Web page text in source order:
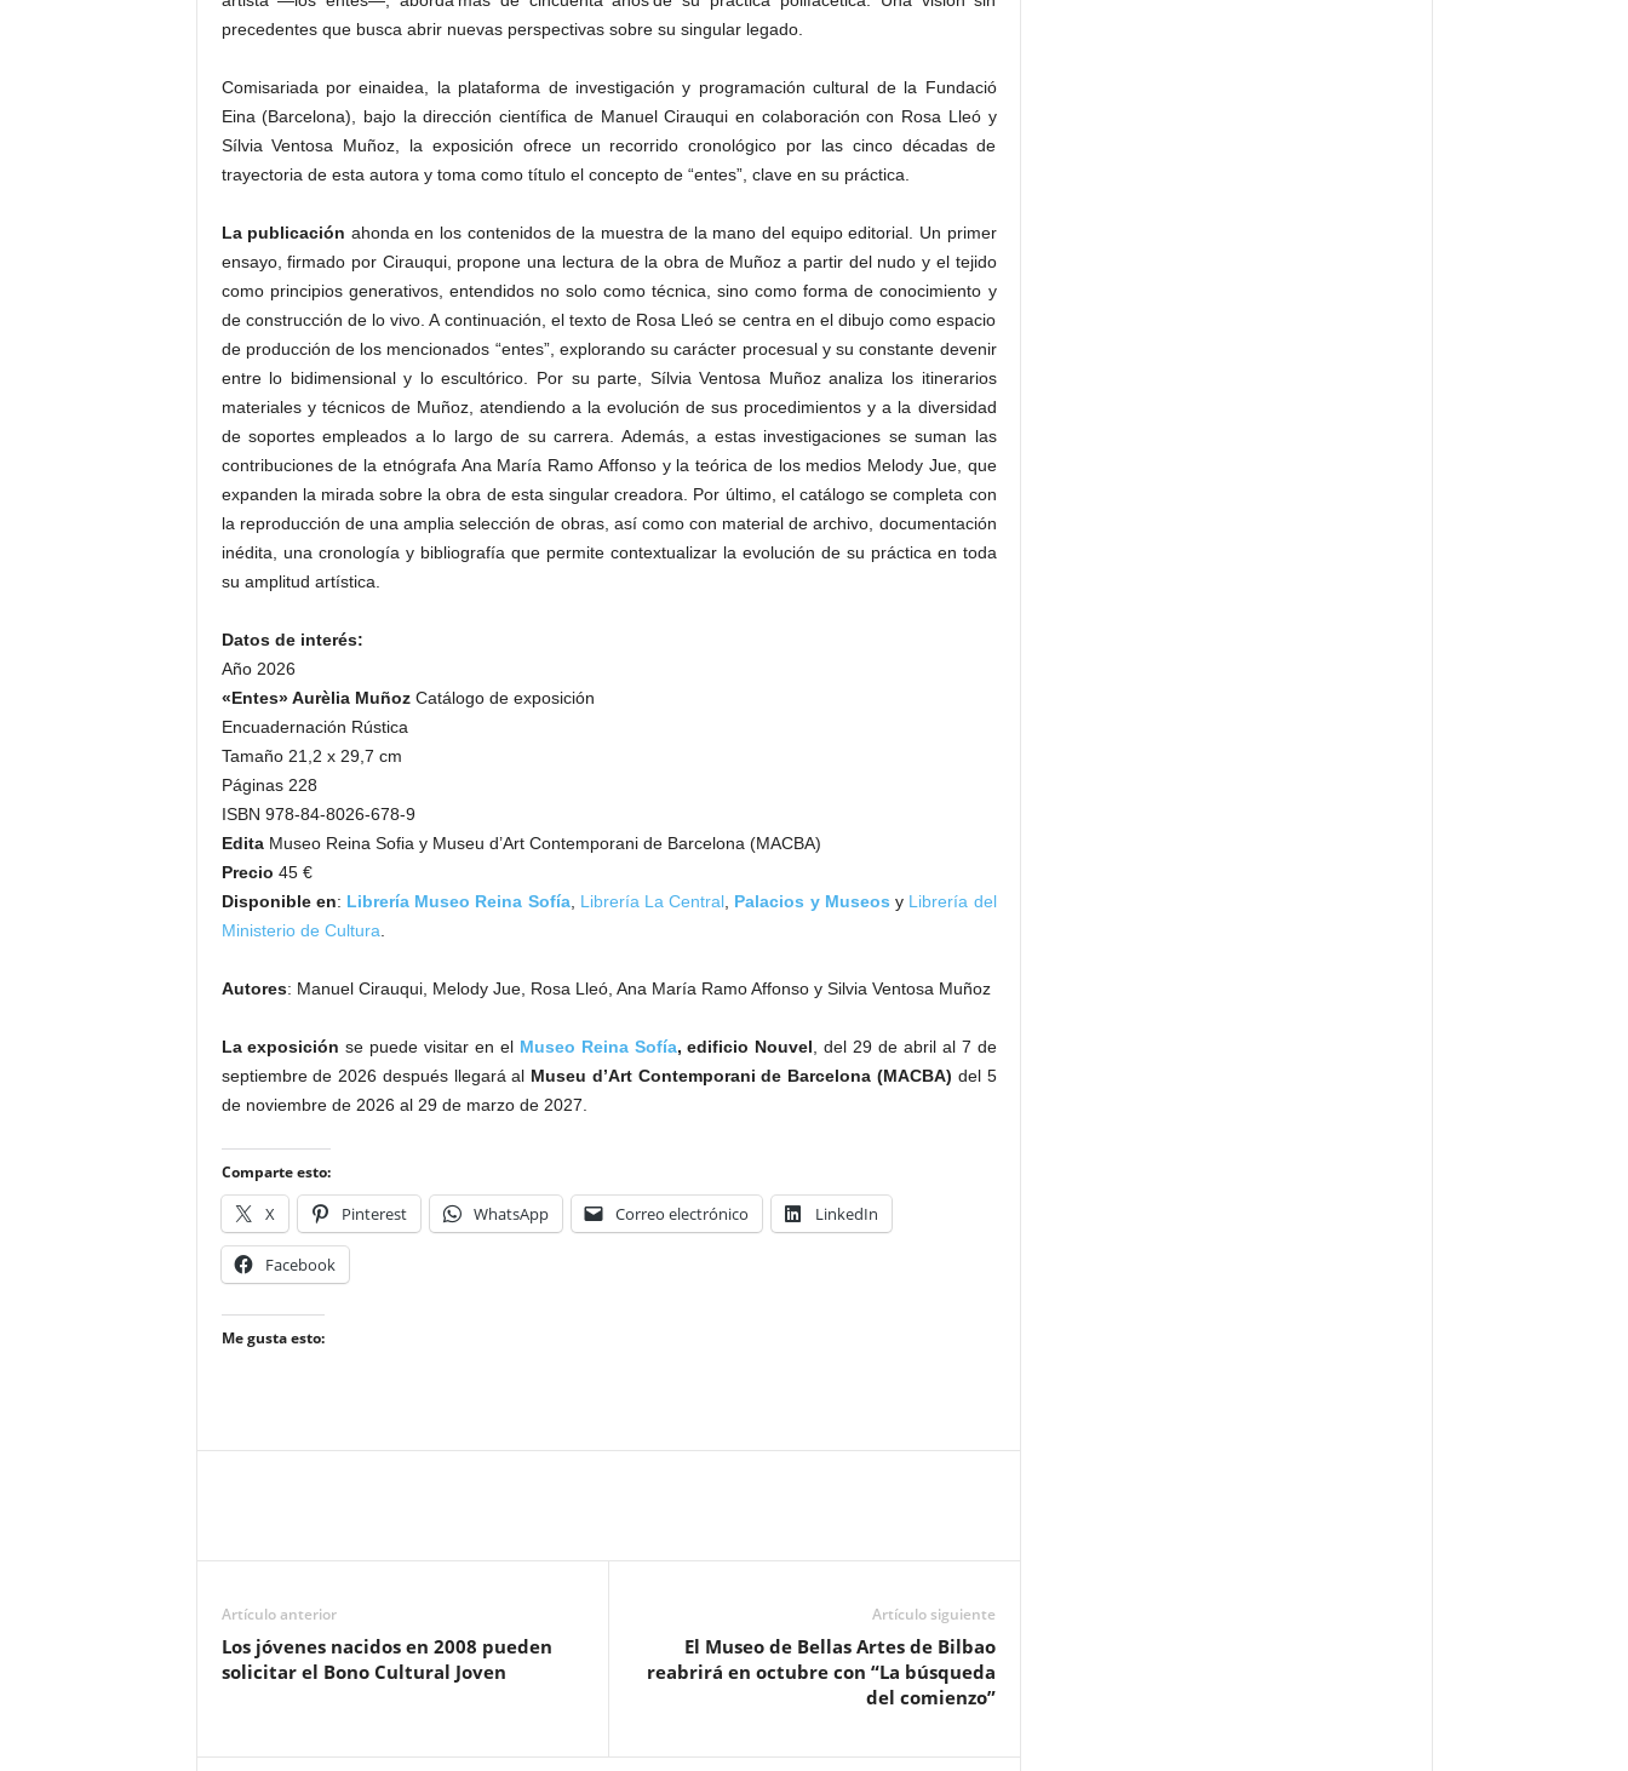
precedentes que busca abrir nuevas perspectivas sobre su singular legado.
Comisariada por einaidea, la plataforma de investigación y programación cultural de la Fundació
Eina (Barcelona), bajo la dirección científica de Manuel Cirauqui en colaboración con Rosa Lleó y
Sílvia Ventosa Muñoz, la exposición ofrece un recorrido cronológico por las cinco décadas de
trayectoria de esta autora y toma como título el concepto de “entes”, clave en su práctica.
La publicación ahonda en los contenidos de la muestra de la mano del equipo editorial. Un primer
ensayo, firmado por Cirauqui, propone una lectura de la obra de Muñoz a partir del nudo y el tejido
como principios generativos, entendidos no solo como técnica, sino como forma de conocimiento y
de construcción de lo vivo. A continuación, el texto de Rosa Lleó se centra en el dibujo como espacio
de producción de los mencionados “entes”, explorando su carácter procesual y su constante devenir
entre lo bidimensional y lo escultórico. Por su parte, Sílvia Ventosa Muñoz analiza los itinerarios
materiales y técnicos de Muñoz, atendiendo a la evolución de sus procedimientos y a la diversidad
de soportes empleados a lo largo de su carrera. Además, a estas investigaciones se suman las
contribuciones de la etnógrafa Ana María Ramo Affonso y la teórica de los medios Melody Jue, que
expanden la mirada sobre la obra de esta singular creadora. Por último, el catálogo se completa con
la reproducción de una amplia selección de obras, así como con material de archivo, documentación
inédita, una cronología y bibliografía que permite contextualizar la evolución de su práctica en toda
su amplitud artística.
Datos de interés:
Año 2026
«Entes» Aurèlia MuñozCatálogo de exposición
Encuadernación Rústica
Tamaño 21,2 x 29,7 cm
Páginas 228
ISBN 978-84-8026-678-9
EditaMuseo Reina Sofia y Museu d’Art Contemporani de Barcelona (MACBA)
Precio 45 €
Disponible en: Librería Museo Reina Sofía, Librería La Central Palacios y Museos y Librería del
Ministerio de Cultura
Autores: Manuel Cirauqui, Melody Jue, Rosa Lleó, Ana María Ramo Affonso y Silvia Ventosa Muñoz
La exposición se puede visitar en el Museo Reina Sofía, edificio Nouvel , del 29 de abril al 7 de
septiembre de 2026 después llegará al Museu d’Art Contemporani de Barcelona (MACBA) del 5
de noviembre de 2026 al 29 de marzo de 2027.
Comparte esto:
X Pinterest WhatsApp Correo electrónico LinkedIn
Facebook
Me gusta esto:
Artículo anterior
Los jóvenes nacidos en 2008 pueden
solicitar el Bono Cultural Joven
Artículo siguiente
El Museo de Bellas Artes de Bilbao
reabrirá en octubre con “La búsqueda
del comienzo”